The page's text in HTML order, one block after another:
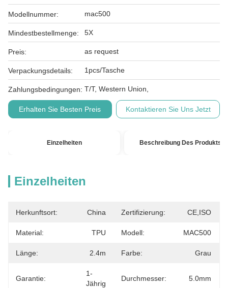
Modellnummer: mac500
Mindestbestellmenge: 5X
Preis: as request
Verpackungsdetails: 1pcs/Tasche
Zahlungsbedingungen: T/T, Western Union,
Erhalten Sie Besten Preis Kontaktieren Sie Uns Jetzt
Einzelheiten Beschreibung Des Produkts
Einzelheiten
Herkunftsort: China Zertifizierung: CE,ISO
Material: TPU Modell: MAC500
Länge: 2.4m Farbe: Grau
Garantie:
1-
Jährig
Durchmesser: 5.0mm